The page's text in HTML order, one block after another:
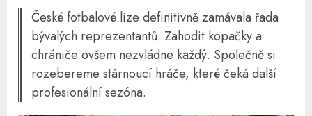
České fotbalové lize definitivně zamávala řada
bývalých reprezentantů. Zahodit kopačky a
chrániče ovšem nezvládne každý. Společně si
rozebereme stárnoucí hráče, které čeká další
profesionální sezóna.